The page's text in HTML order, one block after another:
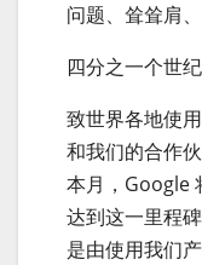
问题、耸耸肩
四分之一个世纪
致世界各地使
和我们的合作伙
本月，Google
达到这一里程
是由使用我们